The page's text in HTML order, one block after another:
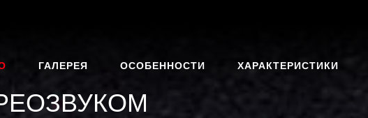
ГАЛЕРЕЯ ОСОБЕННОСТИ ХАРАКТЕРИСТИКИ